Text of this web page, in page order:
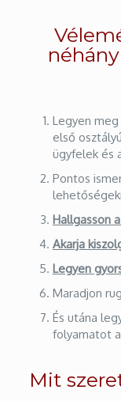
Legyen
első
ügyfelek és
Pontos
Hallgasson
Akarja
Legyen
Maradjon
És utána
folyamatot
Mit